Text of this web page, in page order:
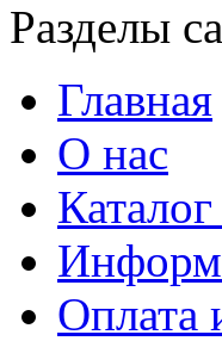
Разделы
Главная
О нас
Оплата